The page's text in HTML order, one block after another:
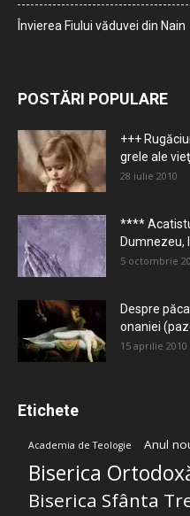
Învierea Fiului văduvei din Nain
POSTĂRI POPULARE
+++
grele ale
28 iulie 2010
****
Dumnezeu,
5 octombrie
Despre
onaniei
15 aprilie 2010
Etichete
Academia de Teologie Anul
Biserica
Biserica Sfânta